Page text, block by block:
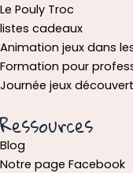
Le Pouly Troc
listes cadeaux
Animation jeux dans
Formation pour
Journée jeux
Ressources
Blog
Notre page Facebook